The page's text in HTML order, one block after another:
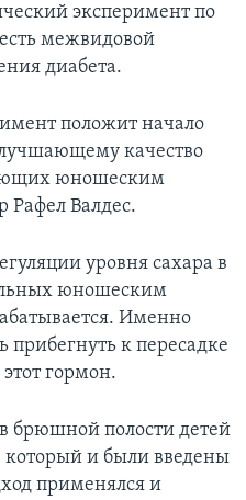
эксперимент по
межвидовой
диабета.
положит начало
качество
юношеским
Рафел Валдес.
уровня сахара в
юношеским
Именно
к пересадке
гормон.
брюшной полости детей
который и были введены
применялся и